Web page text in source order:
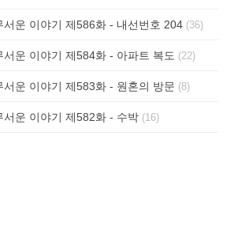
서운 이야기 제586화 - 내선번호 204 (36)
운 이야기 제584화 - 아파트 복도 (22)
서운 이야기 제583화 - 원혼의 방문 (8)
서운 이야기 제582화 - 수박 (16)